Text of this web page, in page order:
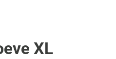
XL